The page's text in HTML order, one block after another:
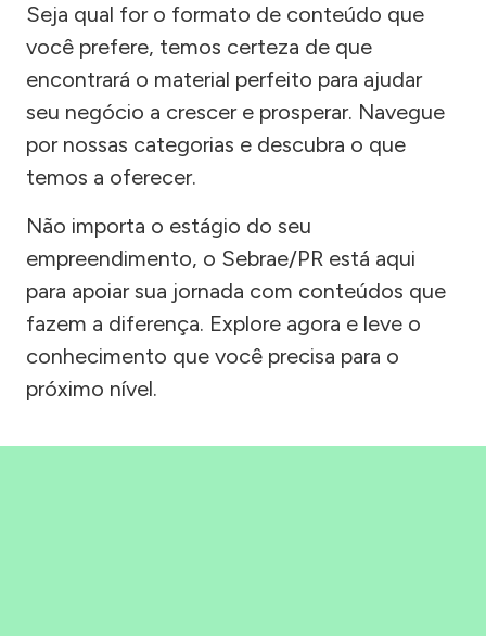
Seja qual for o formato de conteúdo que
você prefere, temos certeza de que
encontrará o material perfeito para ajudar
seu negócio a crescer e prosperar. Navegue
por nossas categorias e descubra o que
temos a oferecer.
Não importa o estágio do seu
empreendimento, o Sebrae/PR está aqui
para apoiar sua jornada com conteúdos que
fazem a diferença. Explore agora e leve o
conhecimento que você precisa para o
próximo nível.